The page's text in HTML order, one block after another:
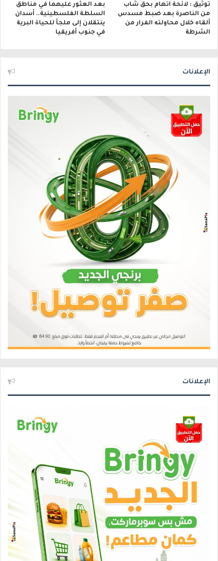
توثيق : لائحة اتهام بحق شاب
من الناصرة بعد ضبط مسدس
ألقاه خلال محاولته الفرار من
الشرطة
بعد العثور عليهما في مناطق
السلطة الفلسطينية.. أسدان
ينتقلان إلى ملجأ للحياة البرية
في جنوب أفريقيا
الإعلانات
الإعلانات